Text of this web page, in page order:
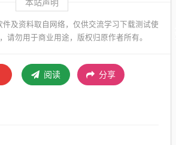
本站声明
件及资料取自网络，仅供交流学习下载测试使
请勿用于商业用途，版权归原作者所有。
阅读 分享